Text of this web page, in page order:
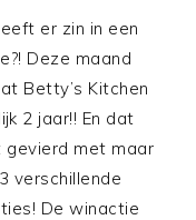
er zin in een
Deze maand
Betty’s Kitchen
2 jaar!! En dat
gevierd met maar
verschillende
De winactie